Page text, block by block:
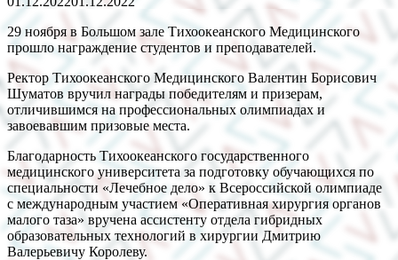
29 ноября в Большом зале Тихоокеанского Медицинского
прошло награждение студентов и преподавателей.
Ректор Тихоокеанского Медицинского Валентин Борисович
Шуматов вручил награды победителям и призерам,
отличившимся на профессиональных олимпиадах и
завоевавшим призовые места.
Благодарность Тихоокеанского государственного
медицинского университета за подготовку обучающихся по
специальности «Лечебное дело» к Всероссийской олимпиаде
с международным участием «Оперативная хирургия органов
малого таза» вручена ассистенту отдела гибридных
образовательных технологий в хирургии Дмитрию
Валерьевичу Королеву.